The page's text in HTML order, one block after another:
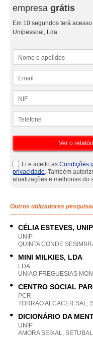
empresa grátis
Em 10 segundos terá
Unipessoal, Lda
Li e aceito as Condições
privacidade. Também
atualizações e melhorias do
Outros utilizadores
CÉLIA ESTEVES,
UNIP
QUINTA CONDE
MINI MILKIES, LDA
LDA
UNIAO FREGUESIAS
CENTRO SOCIAL
PCR
TORRAO ALCACER SAL,
DICIONÁRIO DA
UNIP
AMORA SEIXAL, SETUBAL